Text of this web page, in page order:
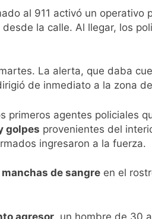
al 911 activó un
la calle. Al llegar, los
La alerta, que daba
de inmediato a la zona de
primeros agentes policiales
golpes provenientes del
ingresaron a la fuerza.
manchas de sangre en el
agresor, un hombre de 30